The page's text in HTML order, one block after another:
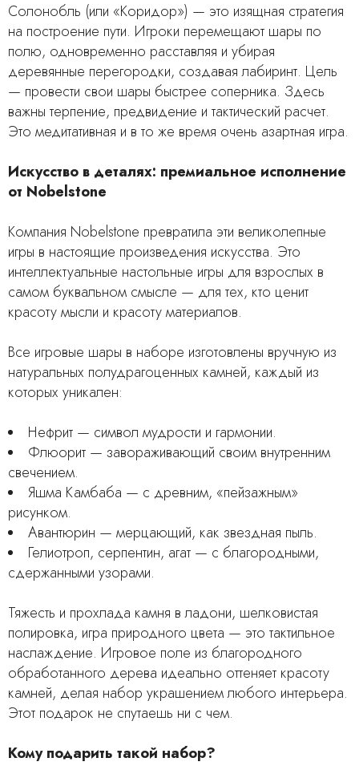
Солонобль (или «Коридор») — это изящная стратегия
на построение пути. Игроки перемещают шары по
полю, одновременно расставляя и убирая
деревянные перегородки, создавая лабиринт. Цель
— провести свои шары быстрее соперника. Здесь
важны терпение, предвидение и тактический расчет.
Это медитативная и в то же время очень азартная игра.
Искусство в деталях: премиальное исполнение
от Nobelstone
Компания Nobelstone превратила эти великолепные
игры в настоящие произведения искусства. Это
интеллектуальные настольные игры для взрослых в
самом буквальном смысле — для тех, кто ценит
красоту мысли и красоту материалов.
Все игровые шары в наборе изготовлены вручную из
натуральных полудрагоценных камней, каждый из
которых уникален:
Нефрит — символ мудрости и гармонии.
Флюорит — завораживающий своим внутренним
свечением.
Яшма Камбаба — с древним, «пейзажным»
рисунком.
Авантюрин — мерцающий, как звездная пыль.
Гелиотроп, серпентин, агат — с благородными,
сдержанными узорами.
Тяжесть и прохлада камня в ладони, шелковистая
полировка, игра природного цвета — это тактильное
наслаждение. Игровое поле из благородного
обработанного дерева идеально оттеняет красоту
камней, делая набор украшением любого интерьера.
Этот подарок не спутаешь ни с чем.
Кому подарить такой набор?